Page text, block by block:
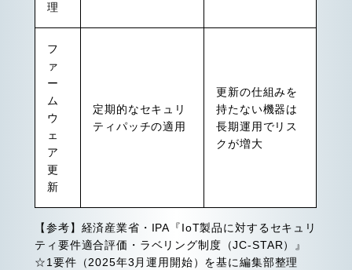
理
フ
ァ
ー
ム
ウ
ェ
ア
更
新
定期的なセキュリ
ティパッチの適用
更新の仕組みを
持たない機器は
長期運用でリス
クが増大
【参考】経済産業省・IPA『IoT製品に対するセキュリ
ティ要件適合評価・ラベリング制度（JC-STAR）』
☆1要件（2025年3月運用開始）を基に編集部整理